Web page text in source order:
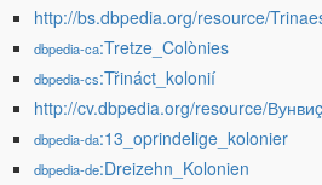
http://bs.dbpedia.org/resource/
dbpedia-ca:Tretze_Colònies
dbpedia-cs:Třináct_kolonií
http://cv.dbpedia.org/resource/
dbpedia-da:13_oprindelige_kolonier
dbpedia-de:Dreizehn_Kolonien